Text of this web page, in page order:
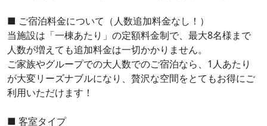
■ ご宿泊料金について（人数追加料金なし！）
当施設は「一棟あたり」の定額料金制で、最大8名様まで
人数が増えても追加料金は一切かかりません。
ご家族やグループでの大人数でのご宿泊なら、1人あたり
が大変リーズナブルになり、贅沢な空間をとてもお得にご
利用いただけます！
■ 客室タイプ